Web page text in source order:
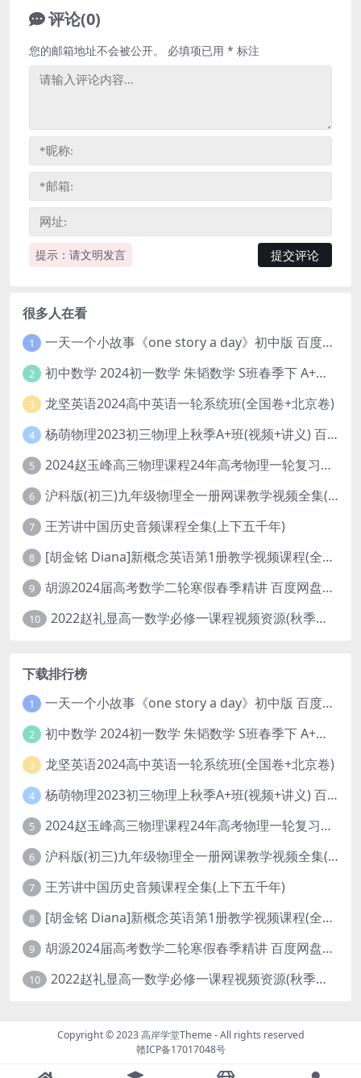
评论(0)
提示：请文明发言
您的邮箱地址不会被公开。 必填项已用 * 标注
很多人在看
1 一天一个小故事《one story a day》初中版 百度网盘分享下载
2 初中数学 2024初一数学 朱韬数学 S班春季下 A+班春季下 百度云网盘
3 龙坚英语2024高中英语一轮系统班(全国卷+北京卷)
4 杨萌物理2023初三物理上秋季A+班(视频+讲义) 百度网盘分享
5 2024赵玉峰高三物理课程24年高考物理一轮复习网课教程
6 沪科版(初三)九年级物理全一册网课教学视频全集(录播版 杜春雨 66讲)
7 王芳讲中国历史音频课程全集(上下五千年)
8 [胡金铭 Diana]新概念英语第1册教学视频课程(全集 百度网盘下载)
9 胡源2024届高考数学二轮寒假春季精讲 百度网盘分享
10 2022赵礼显高一数学必修一课程视频资源(秋季班 含讲义)百度网盘云
下载排行榜
1 一天一个小故事《one story a day》初中版 百度网盘分享下载
2 初中数学 2024初一数学 朱韬数学 S班春季下 A+班春季下 百度云网盘
3 龙坚英语2024高中英语一轮系统班(全国卷+北京卷)
4 杨萌物理2023初三物理上秋季A+班(视频+讲义) 百度网盘分享
5 2024赵玉峰高三物理课程24年高考物理一轮复习网课教程
6 沪科版(初三)九年级物理全一册网课教学视频全集(录播版 杜春雨 66讲)
7 王芳讲中国历史音频课程全集(上下五千年)
8 [胡金铭 Diana]新概念英语第1册教学视频课程(全集 百度网盘下载)
9 胡源2024届高考数学二轮寒假春季精讲 百度网盘分享
10 2022赵礼显高一数学必修一课程视频资源(秋季班 含讲义)百度网盘云
Copyright © 2023高岸学堂Theme- All rights reserved
赣ICP备17017048号